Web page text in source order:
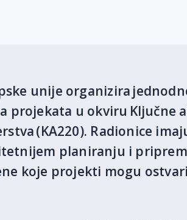
unije organizira
u okviru Ključne
(KA220). Radionice
planiranju i
koje projekti mogu